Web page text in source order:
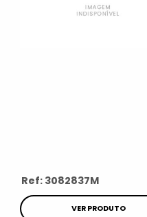
Ref: 3082837M
VER PRODUTO